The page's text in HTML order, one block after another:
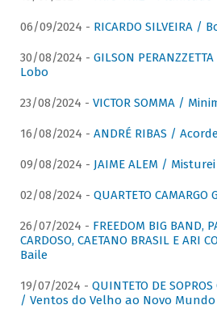
06/09/2024 - RICARDO SILVEIRA /
30/08/2024 - GILSON
Lobo
23/08/2024 - VICTOR SOMMA /
16/08/2024 - ANDRÉ RIBAS /
09/08/2024 - JAIME ALEM /
02/08/2024 - QUARTETO CAMARGO
26/07/2024 - FREEDOM BIG BAND,
CARDOSO, CAETANO BRASIL E ARI
Baile
19/07/2024 - QUINTETO DE
/ Ventos do Velho ao Novo Mundo